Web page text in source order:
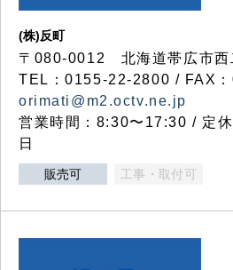
(株)反町
〒080-0012 北海道帯広市西
TEL：0155-22-2800 / FAX
orimati@m2.octv.ne.jp
営業時間：8:30〜17:30 / 定
日
販売可 工事・取付可